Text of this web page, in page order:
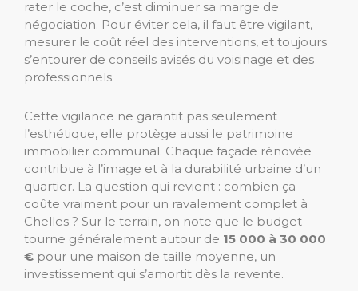
rater le coche, c’est diminuer sa marge de
négociation. Pour éviter cela, il faut être vigilant,
mesurer le coût réel des interventions, et toujours
s’entourer de conseils avisés du voisinage et des
professionnels.
Cette vigilance ne garantit pas seulement
l’esthétique, elle protège aussi le patrimoine
immobilier communal. Chaque façade rénovée
contribue à l’image et à la durabilité urbaine d’un
quartier. La question qui revient : combien ça
coûte vraiment pour un ravalement complet à
Chelles ? Sur le terrain, on note que le budget
tourne généralement autour de 15 000 à 30 000
€ pour une maison de taille moyenne, un
investissement qui s’amortit dès la revente.